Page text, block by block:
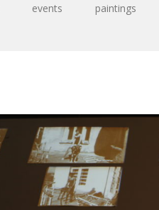
events paintings